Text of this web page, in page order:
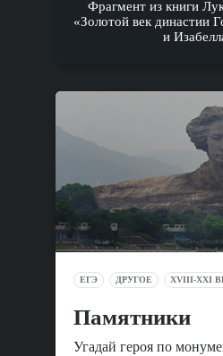
Фрагмент из книги
«Золотой век династии
и
ЕГЭ ДРУГОЕ XVIII-XXI
Памятники
Угадай героя по